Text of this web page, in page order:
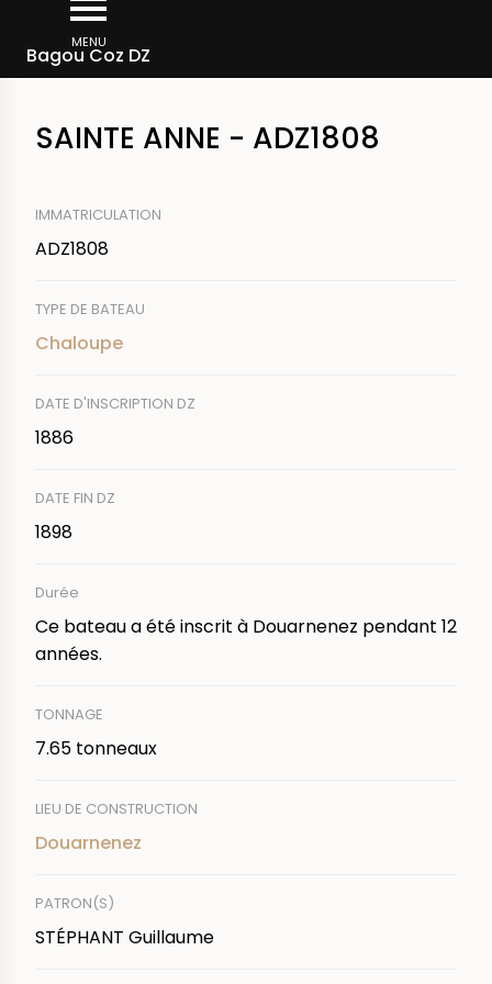
contenu
MENU
Bagou Coz DZ
d'Ariane
Rechercher un bateau
SAINTE ANNE - ADZ1808
IMMATRICULATION
ADZ1808
TYPE DE BATEAU
Chaloupe
DATE D'INSCRIPTION DZ
1886
DATE FIN DZ
1898
Durée
Ce bateau a été inscrit à Douarnenez pendant 12
années.
TONNAGE
7.65 tonneaux
LIEU DE CONSTRUCTION
Douarnenez
PATRON(S)
STÉPHANT Guillaume